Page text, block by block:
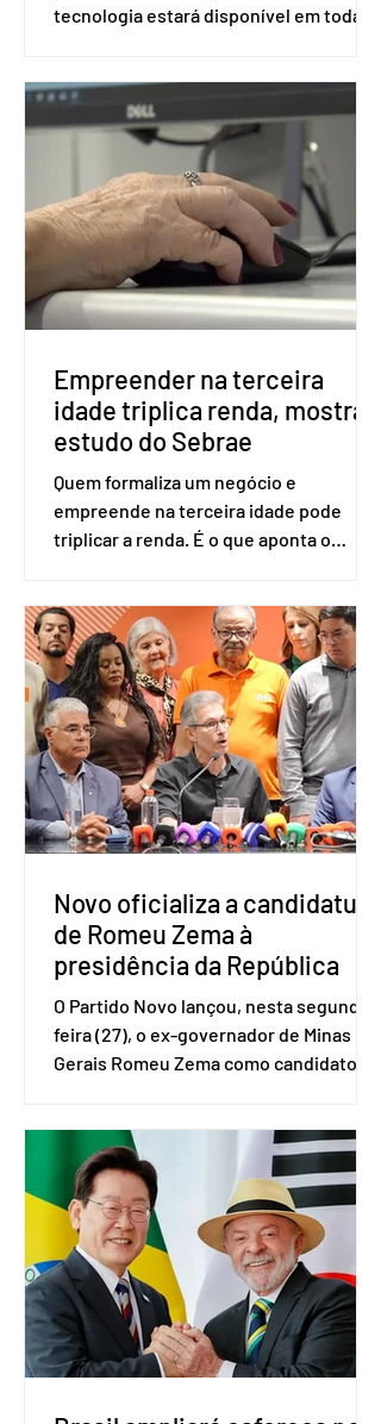
tecnologia estará disponível em todas
Apesar da requisição, a biometria não é
obrigatória para exercer o direito ao
voto. Se o título estiver regular, o
eleitor pode votar mesmo sem ter
realizado esse cadastro. Neste caso,
será exigido o documento de
identificação para acesso à urna
eletrônica. Se a urna eletrônica não
reconh
Empreender na terceira
idade triplica renda, mostra
estudo do Sebrae
Quem formaliza um negócio e
empreende na terceira idade pode
triplicar a renda. É o que aponta o
Amostra de Domicílio (PNAD Contínua),
do Serviço Brasileiro de Apoio às Micro
e Pequenas Empresas (Sebrae),
realizado a partir de dados do Instituto
Brasileiro de Geografia e Estatística
(IBGE). O estudo do Sebrae mostra que,
no quarto trimestre de 2025, os
empreendedores 60+ formalizados
atingiram o maior rendime
Novo oficializa a candidatura
de Romeu Zema à
presidência da República
O Partido Novo lançou, nesta segunda-
feira (27), o ex-governador de Minas
Gerais Romeu Zema como candidato à
Brasília. O Novo ainda não definiu quem
vai compor a chapa como candidato a
vice-presidente. A convenção contou
com a presença do presidente nacional
do partido, Eduardo Ribeiro, e do
senador Eduardo Girão, filiado ao Novo
desde fevereiro de 2023. Formado em
administração de empresas pela
Fundaç